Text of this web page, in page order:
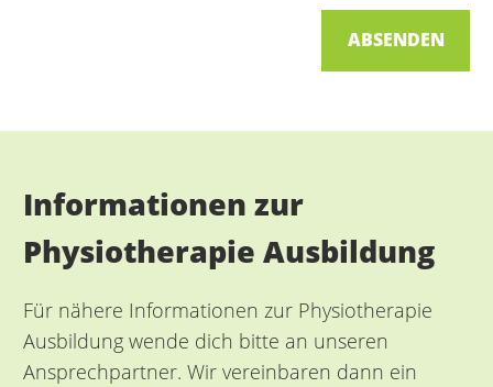
ABSENDEN
Informationen zur
Physiotherapie Ausbildung
Für nähere Informationen zur Physiotherapie
Ausbildung wende dich bitte an unseren
Ansprechpartner. Wir vereinbaren dann ein